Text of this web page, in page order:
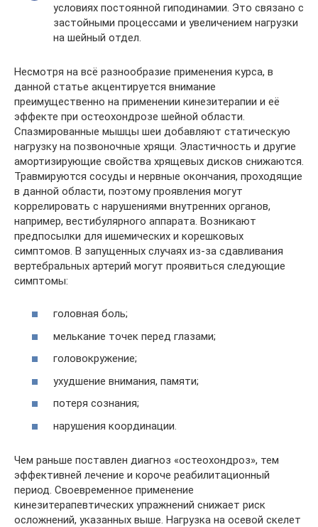
условиях постоянной гиподинамии. Это связано с
застойными процессами и увеличением нагрузки
на шейный отдел.
Несмотря на всё разнообразие применения курса, в
данной статье акцентируется внимание
преимущественно на применении кинезитерапии и её
эффекте при остеохондрозе шейной области.
Спазмированные мышцы шеи добавляют статическую
нагрузку на позвоночные хрящи. Эластичность и другие
амортизирующие свойства хрящевых дисков снижаются.
Травмируются сосуды и нервные окончания, проходящие
в данной области, поэтому проявления могут
коррелировать с нарушениями внутренних органов,
например, вестибулярного аппарата. Возникают
предпосылки для ишемических и корешковых
симптомов. В запущенных случаях из-за сдавливания
вертебральных артерий могут проявиться следующие
симптомы:
головная боль;
мелькание точек перед глазами;
головокружение;
ухудшение внимания, памяти;
потеря сознания;
нарушения координации.
Чем раньше поставлен диагноз «остеохондроз», тем
эффективней лечение и короче реабилитационный
период. Своевременное применение
кинезитерапевтических упражнений снижает риск
осложнений, указанных выше. Нагрузка на осевой скелет